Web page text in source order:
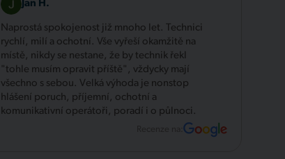
Jan H.
Naprostá spokojenost již mnoho let. Technici
rychlí, milí a ochotní. Vše vyřeší okamžitě na
místě, nikdy se nestane, že by technik řekl
"tohle musím opravit příště", vždycky mají
všechno s sebou. Velká výhoda je nonstop
hlášení poruch, příjemní, ochotní a
komunikativní operátoři, poradí i o půlnoci.
Recenze na: